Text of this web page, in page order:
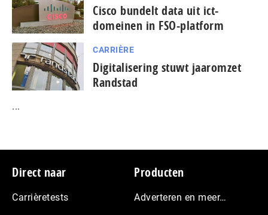
Cisco bundelt data uit ict-
domeinen in FSO-platform
CARRIÈRE
Digitalisering stuwt jaaromzet
Randstad
...
Footer
Direct naar
Carrièretests
Producten
Adverteren en meer…